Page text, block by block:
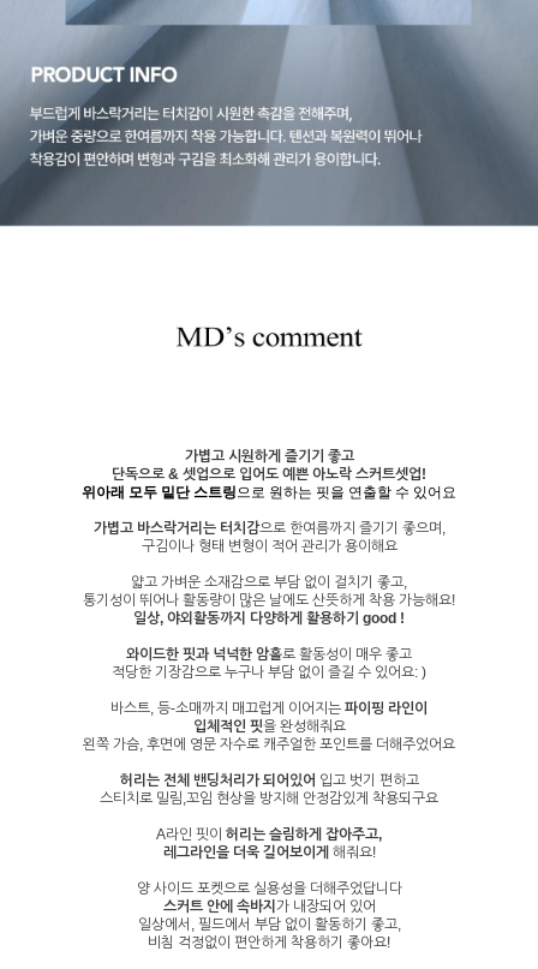
가볍고 시원하게 즐기기 좋고
단독으로 & 셋업으로 입어도 예쁜 아노락 스커트셋업!
위아래 모두 밑단 스트링으로 원하는 핏을 연출할 수 있어요
가볍고 바스락거리는 터치감으로 한여름까지 즐기기 좋으며,
구김이나 형태 변형이 적어 관리가 용이해요
얇고 가벼운 소재감으로 부담 없이 걸치기 좋고,
통기성이 뛰어나 활동량이 많은 날에도 산뜻하게 착용 가능해요!
일상, 야외활동까지 다양하게 활용하기 good !
와이드한 핏과 넉넉한 암홀로 활동성이 매우 좋고
적당한 기장감으로 누구나 부담 없이 즐길 수 있어요: )
바스트, 등-소매까지 매끄럽게 이어지는 파이핑 라인이
입체적인 핏을 완성해줘요
왼쪽 가슴, 후면에 영문 자수로 캐주얼한 포인트를 더해주었어요
허리는 전체 밴딩처리가 되어있어 입고 벗기 편하고
스티치로 밀림,꼬임 현상을 방지해 안정감있게 착용되구요
A라인 핏이 허리는 슬림하게 잡아주고,
레그라인을 더욱 길어보이게 해줘요!
양 사이드 포켓으로 실용성을 더해주었답니다
스커트 안에 속바지 가 내장되어 있어
일상에서, 필드에서 부담 없이 활동하기 좋고,
비침 걱정없이 편안하게 착용하기 좋아요!